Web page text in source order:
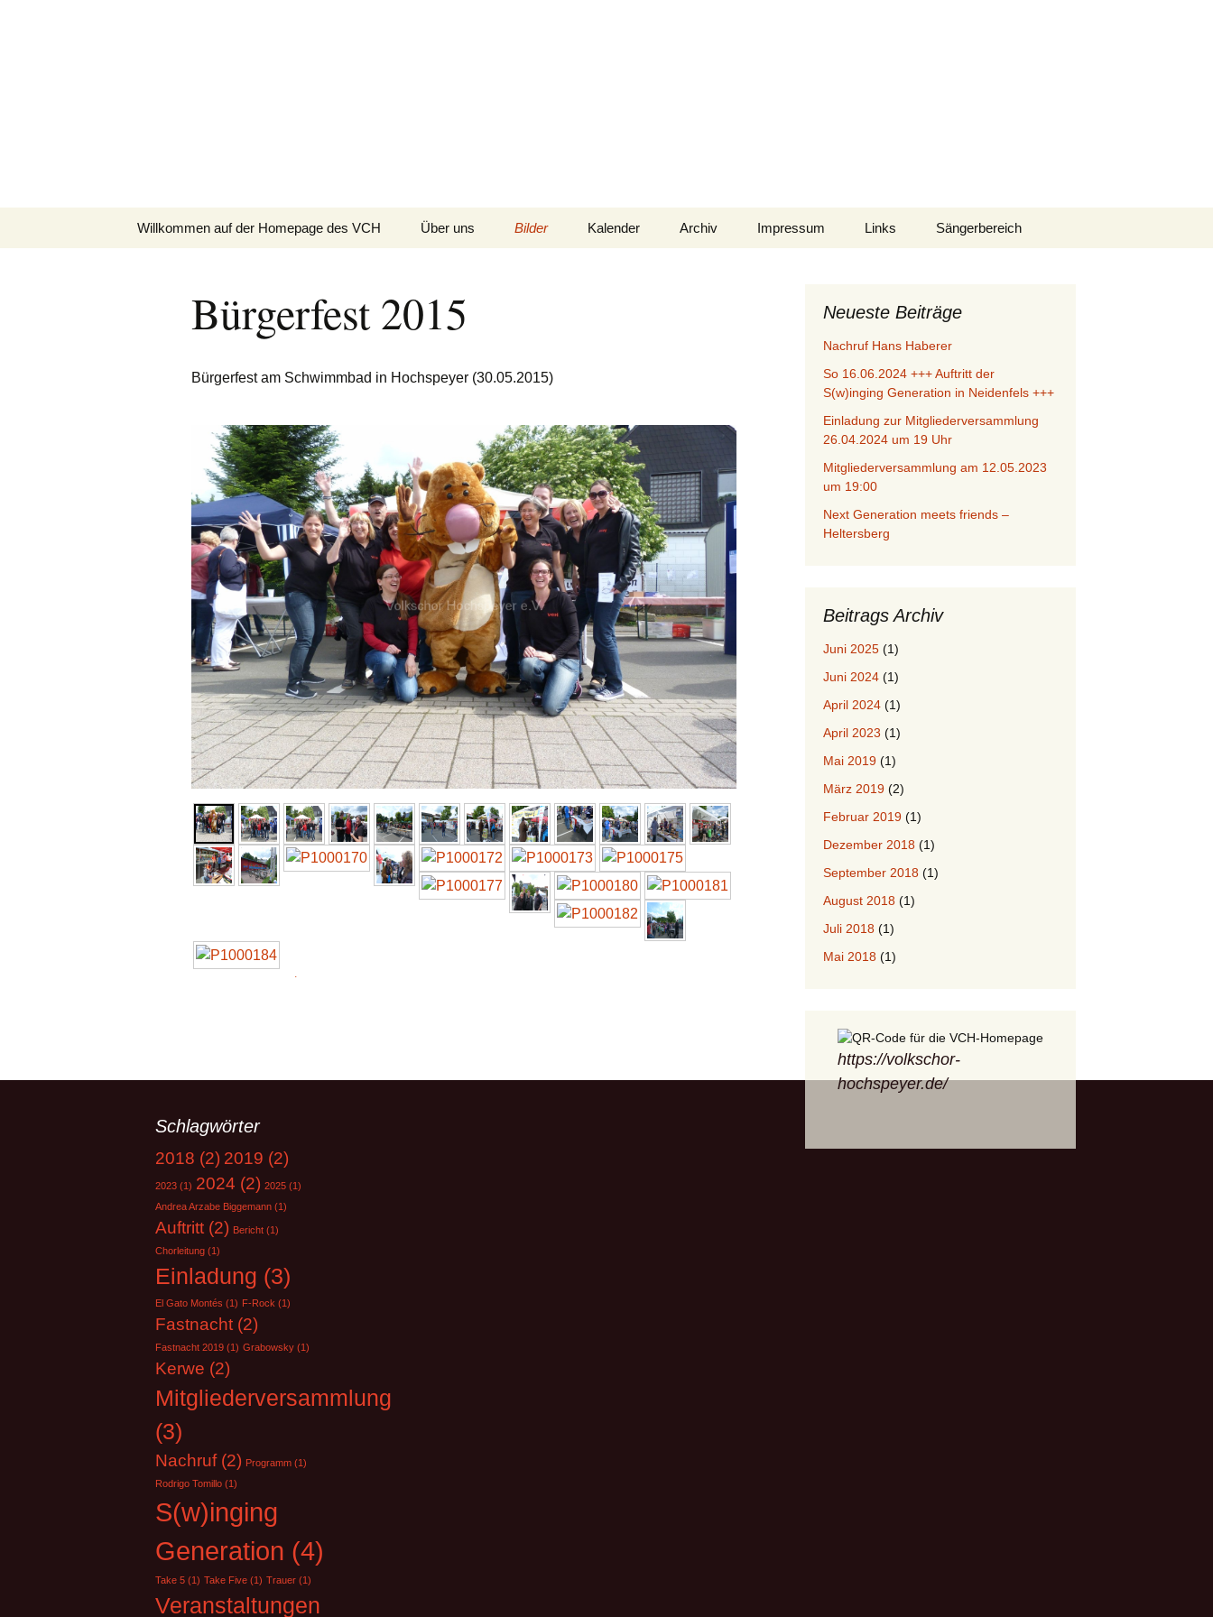
Willkommen auf der Homepage des VCH Über uns
Vorstand
Proben
Bilder
Nacht der jungen Chöre
– Chorioso 2015
Kerwe in Hochspeyer
2015
Auftritt Schifferstadt
Gartenfest beim MGV
Heiligenstein
Bürgerfest 2015
Jubiäumskonzert S(w)G
Kalender Archiv
Archiv 2020
Archiv 2019
Archiv 2018
Archiv 2017
Impressum
Datenschutzerklärung
Links Sängerbereich
Bürgerfest 2015
Bürgerfest am Schwimmbad in Hochspeyer (30.05.2015)
►
Neueste Beiträge
Nachruf Hans Haberer
So 16.06.2024 +++ Auftritt der
S(w)inging Generation in Neidenfels +++
Einladung zur Mitgliederversammlung
26.04.2024 um 19 Uhr
Mitgliederversammlung am 12.05.2023
um 19:00
Next Generation meets friends –
Heltersberg
Beitrags Archiv
Juni 2025 (1)
Juni 2024 (1)
April 2024 (1)
April 2023 (1)
Mai 2019 (1)
März 2019 (2)
Februar 2019 (1)
Dezember 2018 (1)
September 2018 (1)
August 2018 (1)
Juli 2018 (1)
Mai 2018 (1)
https://volkschor-
hochspeyer.de/
Schlagwörter
2018 (2) 2019 (2)
2023 (1) 2024 (2) 2025 (1)
Andrea Arzabe Biggemann (1)
Auftritt (2) Bericht (1)
Chorleitung (1)
Einladung (3)
El Gato Montés (1) F-Rock (1)
Fastnacht (2)
Fastnacht 2019 (1) Grabowsky (1)
Kerwe (2)
Mitgliederversammlung
(3)
Nachruf(2) Programm (1)
Rodrigo Tomillo (1)
S(w)inging
Generation (4)
Take 5 (1) Take Five (1) Trauer (1)
Veranstaltungen